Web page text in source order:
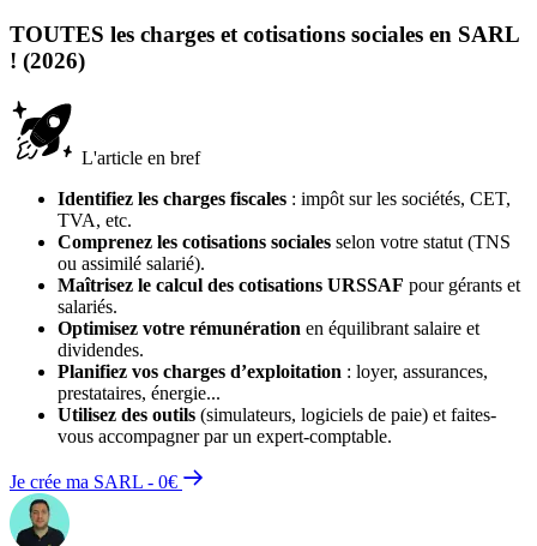
TOUTES les charges et cotisations sociales en SARL
! (2026)
L'article en bref
Identifiez les charges fiscales : impôt sur les sociétés, CET,
TVA, etc.
Comprenez les cotisations sociales selon votre statut (TNS
ou assimilé salarié).
Maîtrisez le calcul des cotisations URSSAF pour gérants et
salariés.
Optimisez votre rémunération en équilibrant salaire et
dividendes.
Planifiez vos charges d’exploitation : loyer, assurances,
prestataires, énergie...
Utilisez des outils (simulateurs, logiciels de paie) et faites-
vous accompagner par un expert-comptable.
Je crée ma SARL - 0€